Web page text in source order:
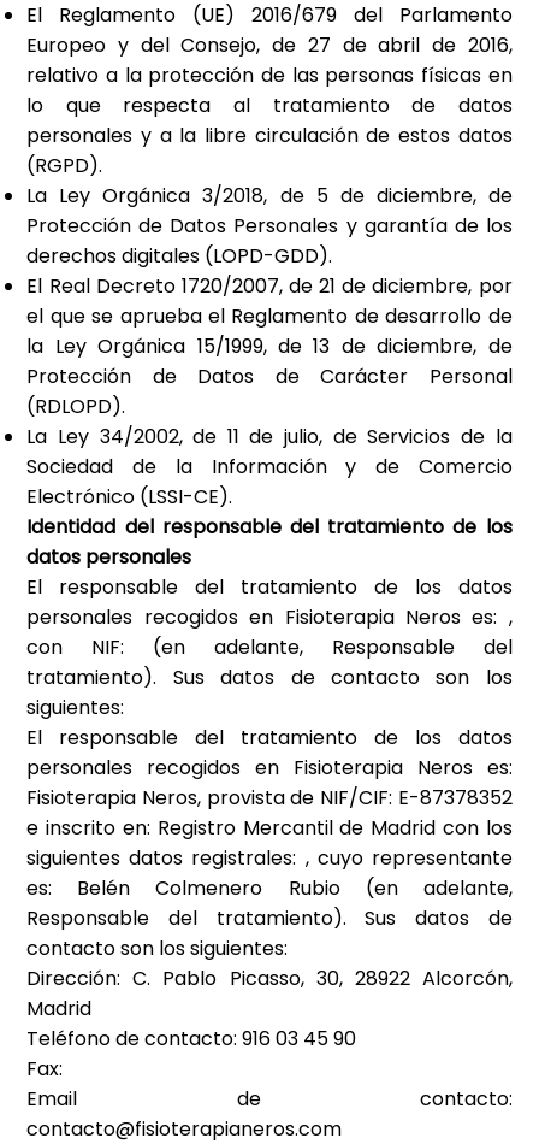
El Reglamento (UE) 2016/679 del Parlamento
Europeo y del Consejo, de 27 de abril de 2016,
relativo a la protección de las personas físicas en
lo que respecta al tratamiento de datos
personales y a la libre circulación de estos datos
(RGPD).
La Ley Orgánica 3/2018, de 5 de diciembre, de
Protección de Datos Personales y garantía de los
derechos digitales (LOPD-GDD).
El Real Decreto 1720/2007, de 21 de diciembre, por
el que se aprueba el Reglamento de desarrollo de
la Ley Orgánica 15/1999, de 13 de diciembre, de
Protección de Datos de Carácter Personal
(RDLOPD).
La Ley 34/2002, de 11 de julio, de Servicios de la
Sociedad de la Información y de Comercio
Electrónico (LSSI-CE).
Identidad del responsable del tratamiento de los
datos personales
El responsable del tratamiento de los datos
personales recogidos en Fisioterapia Neroses: ,
con NIF: (en adelante, Responsable del
tratamiento). Sus datos de contacto son los
siguientes:
El responsable del tratamiento de los datos
personales recogidos en Fisioterapia Neroses:
Fisioterapia Neros, provista de NIF/CIF: E-87378352
e inscrito en: Registro Mercantil de Madrid con los
siguientes datos registrales: , cuyo representante
es: Belén Colmenero Rubio(en adelante,
Responsable del tratamiento). Sus datos de
contacto son los siguientes:
Dirección:C. Pablo Picasso, 30, 28922 Alcorcón,
Madrid
Teléfono de contacto:916 03 45 90
Fax:
Email de contacto:
contacto@fisioterapianeros.com